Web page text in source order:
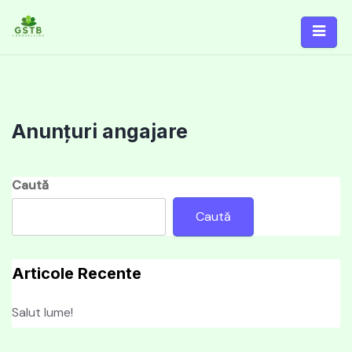
content
Anunțuri angajare
Caută
Caută
Articole Recente
Salut lume!